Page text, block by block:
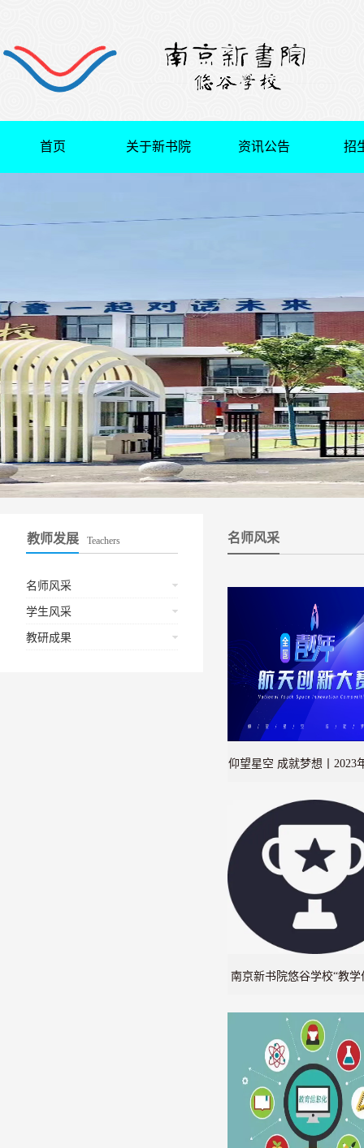
首页 关于新书院 资讯公告 招
教师发展 Teachers
名师风采
学生风采
教研成果
名师风采
仰望星空 成就梦想丨2023
少年航天创新大赛获
南京新书院悠谷学校“教学
标准